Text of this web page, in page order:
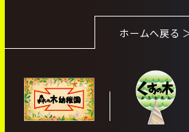
ホームへ戻る